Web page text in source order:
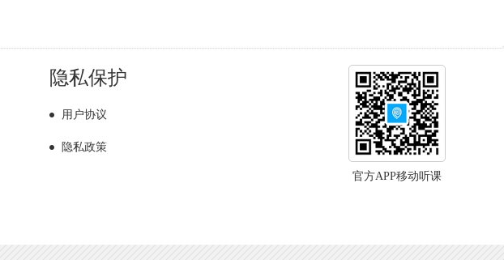
隐私保护
用户协议
隐私政策
官方APP移动听课